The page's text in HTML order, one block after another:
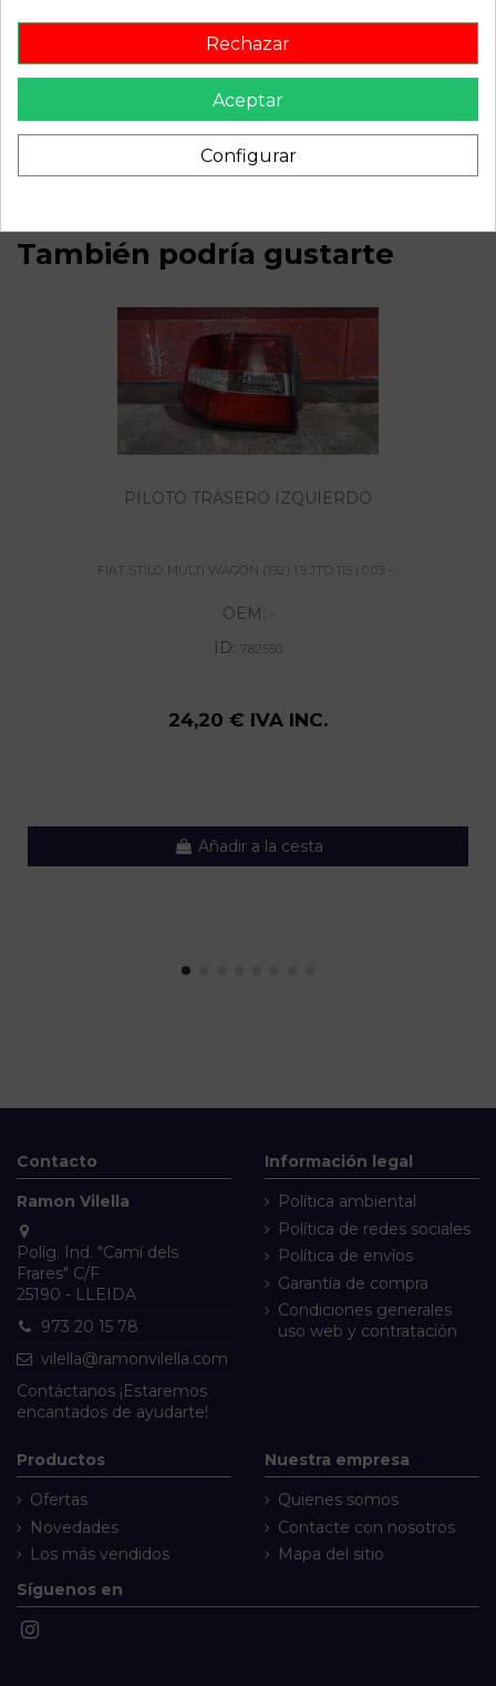
Recambio de condensador radiador aire acondicionado para
fiat stilo multi wagon (192) 1.9 jtd 115 | 0.03 - ... 1.9 jtd 115 |
0.03 - ... referencia OEM IAM
También podría gustarte
PILOTO TRASERO IZQUIERDO
FIAT STILO MULTI WAGON (192) 1.9 JTD 115 | 0.03 -...
OEM: -
ID: 782550
24,20 € IVA INC.
Añadir a la cesta
Contacto
Ramon Vilella
Políg. Ind. "Camí dels
Frares" C/F
25190 - LLEIDA
973 20 15 78
vilella@ramonvilella.com
Contáctanos ¡Estaremos
encantados de ayudarte!
Información legal
Política ambiental
Política de redes sociales
Política de envíos
Garantía de compra
Condiciones generales
uso web y contratación
Productos
Ofertas
Novedades
Los más vendidos
Nuestra empresa
Quienes somos
Contacte con nosotros
Mapa del sitio
Síguenos en
Rechazar
Aceptar
Configurar